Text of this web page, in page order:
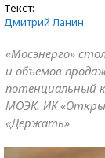
Текст:
Дмитрий Ланин
«Мосэнерго»
и объемов
потенциальный
МОЭК. ИК
«Держать»